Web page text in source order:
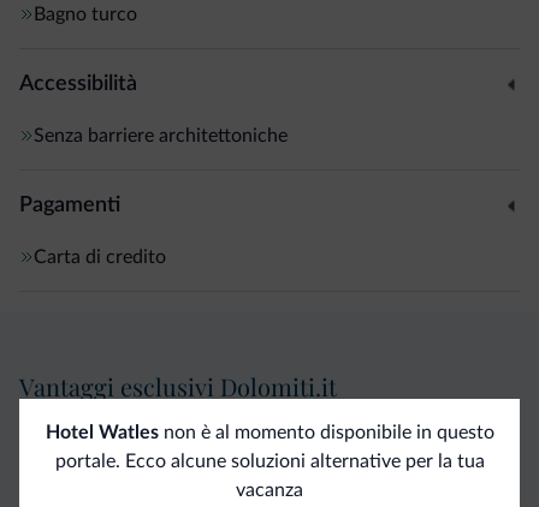
Bagno turco
Accessibilità
Senza barriere architettoniche
Pagamenti
Carta di credito
Hotel Watlesnon è al momento disponibile in questo
portale. Ecco alcune soluzioni alternative per la tua
vacanza
Vantaggi esclusivi Dolomiti.it
Contatto
Tariffe
vantaggiose
Richieste non